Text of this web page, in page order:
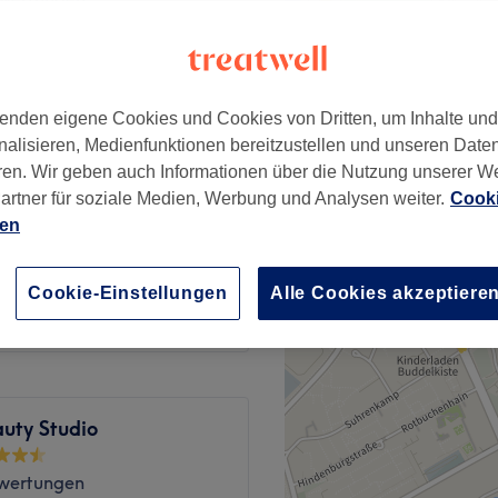
ab 45,99 €
ab 49,99 €
Studio
eigene Cookies und Cookies von Dritten, um Inhalte
Medienfunktionen bereitzustellen und unseren
Wir geben auch Informationen über die Nutzung unserer
für soziale Medien, Werbung und Analysen weiter.
Cookie-Einstellungen Alle Cookies akzeptieren